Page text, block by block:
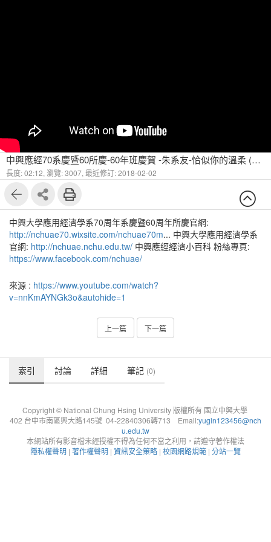
中興應經70系慶暨60所慶-60年班慶賀 -朱系友-恰似你的溫柔 (更新版)
長度: 02:12, 瀏覽: 3007, 最近修訂: 2018-02-02
中興大學應用經濟學系70周年系慶暨60周年所慶官網:
http://nchuae70.wixsite.com/nchuae70m... 中興大學應用經濟學系
官網: http://nchuae.nchu.edu.tw/ 中興應經經濟小百科 粉絲專頁:
https://www.facebook.com/nchuae/
來源 : https://www.youtube.com/watch?
v=nnKmAYNGk3o&autohide=1
上一篇 下一篇
索引 討論 詳細 筆記 (0)
Copyright © National Chung Hsing University 版權所有 國立中興大學
402 台中市南區興大路145號 04-22840306轉713 Email:yugin123456@nch
u.edu.tw
本網站所有影音檔未經授權不得為任何不當之利用，請遵守著作權法
隱私權聲明 | 著作權聲明 | 資訊安全策略 | 校園網路規範 | 分站一覽